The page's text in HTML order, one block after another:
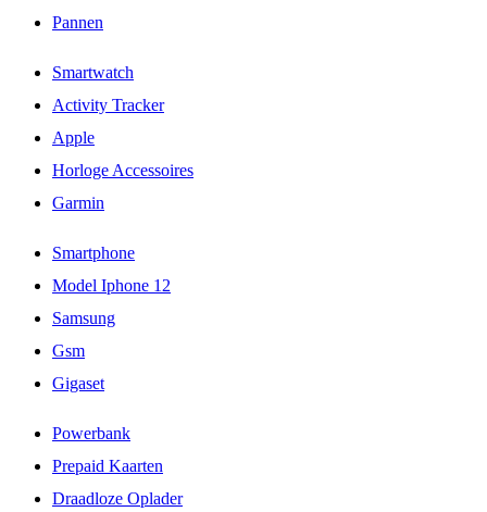
Pannen
Smartwatch
Activity Tracker
Apple
Horloge Accessoires
Garmin
Smartphone
Model Iphone 12
Samsung
Gsm
Gigaset
Powerbank
Prepaid Kaarten
Draadloze Oplader